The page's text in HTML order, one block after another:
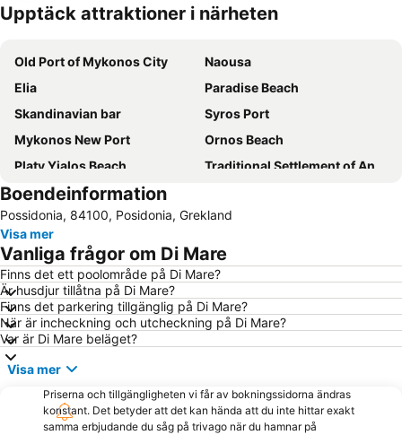
Förstora kartan
Upptäck attraktioner i närheten
Old Port of Mykonos City
Naousa
Elia
Paradise Beach
Skandinavian bar
Syros Port
Mykonos New Port
Ornos Beach
Platy Yialos Beach
Traditional Settlement of Antiparos
Syros
Psarou Beach
Port of Naoussa
Traditional Settlement of Ermoupolis
Kalyvia
Aegean Maritime Museum
Nobu Festival
Watermania
Livadia beach
Pounda
Colossos ton Naxion
Korfos
Paranga Beach
Cityhall
Mykonos Island National Airport
Agios Sostis
Mylos
Boendeinformation
Possidonia, 84100, Posidonia, Grekland
Visa mer
Vanliga frågor om Di Mare
Finns det ett poolområde på Di Mare?
Är husdjur tillåtna på Di Mare?
Finns det parkering tillgänglig på Di Mare?
När är incheckning och utcheckning på Di Mare?
Var är Di Mare beläget?
Visa mer
Priserna och tillgängligheten vi får av bokningssidorna ändras
konstant. Det betyder att det kan hända att du inte hittar exakt
samma erbjudande du såg på trivago när du hamnar på